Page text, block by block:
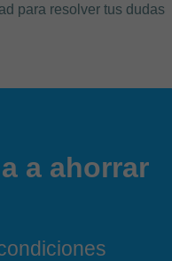
para resolver tus dudas
a ahorrar